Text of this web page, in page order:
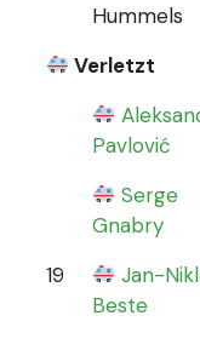
Hummels
Verletzt
Pavlović
Serge
Gnabry
19
Jan-
Beste